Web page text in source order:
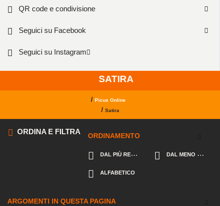
QR code e condivisione
Seguici su Facebook
Seguici su Instagram
SATIRA
/ Picus Online
/ Satira
ORDINA E FILTRA
ORDINAMENTO
DAL PIÙ RECENTE DAL MENO RECENTE
ALFABETICO
ARGOMENTI IN QUESTA PAGINA